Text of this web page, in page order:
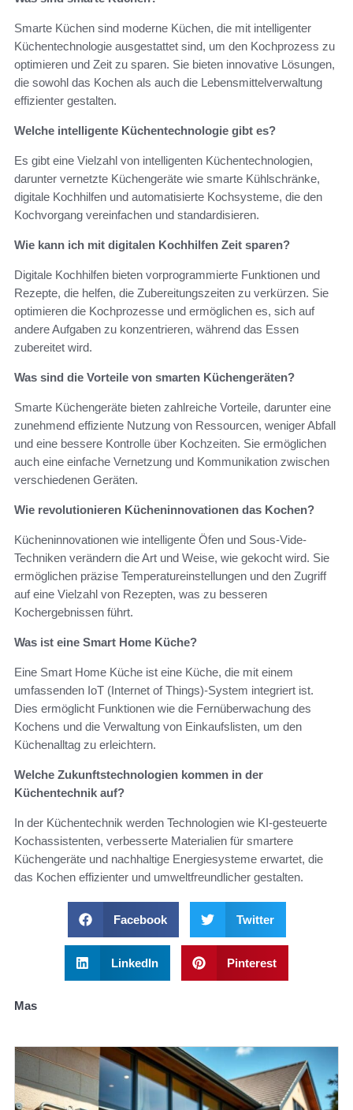
Smarte Küchen sind moderne Küchen, die mit intelligenter
Küchentechnologie ausgestattet sind, um den Kochprozess zu
optimieren und Zeit zu sparen. Sie bieten innovative Lösungen,
die sowohl das Kochen als auch die Lebensmittelverwaltung
effizienter gestalten.
Welche intelligente Küchentechnologie gibt es?
Es gibt eine Vielzahl von intelligenten Küchentechnologien,
darunter vernetzte Küchengeräte wie smarte Kühlschränke,
digitale Kochhilfen und automatisierte Kochsysteme, die den
Kochvorgang vereinfachen und standardisieren.
Wie kann ich mit digitalen Kochhilfen Zeit sparen?
Digitale Kochhilfen bieten vorprogrammierte Funktionen und
Rezepte, die helfen, die Zubereitungszeiten zu verkürzen. Sie
optimieren die Kochprozesse und ermöglichen es, sich auf
andere Aufgaben zu konzentrieren, während das Essen
zubereitet wird.
Was sind die Vorteile von smarten Küchengeräten?
Smarte Küchengeräte bieten zahlreiche Vorteile, darunter eine
zunehmend effiziente Nutzung von Ressourcen, weniger Abfall
und eine bessere Kontrolle über Kochzeiten. Sie ermöglichen
auch eine einfache Vernetzung und Kommunikation zwischen
verschiedenen Geräten.
Wie revolutionieren Kücheninnovationen das Kochen?
Kücheninnovationen wie intelligente Öfen und Sous-Vide-
Techniken verändern die Art und Weise, wie gekocht wird. Sie
ermöglichen präzise Temperatureinstellungen und den Zugriff
auf eine Vielzahl von Rezepten, was zu besseren
Kochergebnissen führt.
Was ist eine Smart Home Küche?
Eine Smart Home Küche ist eine Küche, die mit einem
umfassenden IoT (Internet of Things)-System integriert ist.
Dies ermöglicht Funktionen wie die Fernüberwachung des
Kochens und die Verwaltung von Einkaufslisten, um den
Küchenalltag zu erleichtern.
Welche Zukunftstechnologien kommen in der
Küchentechnik auf?
In der Küchentechnik werden Technologien wie KI-gesteuerte
Kochassistenten, verbesserte Materialien für smartere
Küchengeräte und nachhaltige Energiesysteme erwartet, die
das Kochen effizienter und umweltfreundlicher gestalten.
Facebook Twitter
LinkedIn Pinterest
Mas